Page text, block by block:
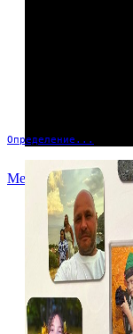
Определение...
Меню